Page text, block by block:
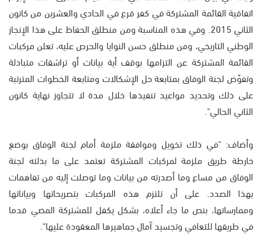
اتفاقية القائمة المشتركة في كفر قرع في الحادي والعشرين من كانون
الثاني 2015. وفي هذه المناسبة ومن منطلق الحفاظ على هذا الإنجاز
الوطني التاريخي، ومن منطلق حسن النوايا والحرص عليه، تعلن مركبات
القائمة المشتركة عن التزامها بوقف أية بيانات أو تراشقات متبادلة
وتفوّض لجنة الوفاق بمتابعة حل الإشكالات ومتابعة الخطوات المترتبة
على ذلك وتحديد مواعيد تنفيذها خلال مدة لا تتجاوز نهاية كانون
الثاني الحالي".
وأضاف: "في ذلك تخويل وموافقة ملزمة أمام لجنة الوفاق بوضع
خارطة طريق ملزمة لمركبات المشتركة تعتمد على ما بذلته لجنة
الوفاق من مساع وما أصدرته من بيانات وما توصلت إليه من تفاهمات
بهذا الصدد. على أن تلتزم هذه المركبات بتصريحاتها وبياناتها
وممارساتها، بنص ما جاء أعلاه، بشكل يكفل للمشتركة المضي قدما
في طريقها للتعافي وتجسيد آمال جماهيرها المعقودة عليها".